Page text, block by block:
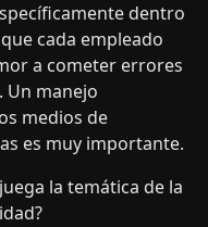
dentro
cada empleado
a cometer errores
Un manejo
medios de
es muy importante.
la temática de la